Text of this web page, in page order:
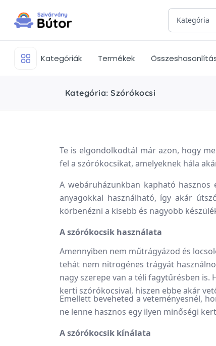
Kategória
Kategóriák Termékek
Kategória: Szórókocsi
Te is elgondolkodtál már azon, hogy
fel a szórókocsikat, amelyeknek hála
A webáruházunkban kapható
anyagokkal használható, így akár
körbenézni a kisebb és nagyobb
A szórókocsik használata
Amennyiben nem műtrágyázod és
tehát nem nitrogénes trágyát
nagy szerepe van a téli fagytűrésben
kerti szórókocsival, hiszen ebbe akár
Emellett beveheted a veteményesnél,
ne lenne hasznos egy ilyen minőségi
A szórókocsik kínálata